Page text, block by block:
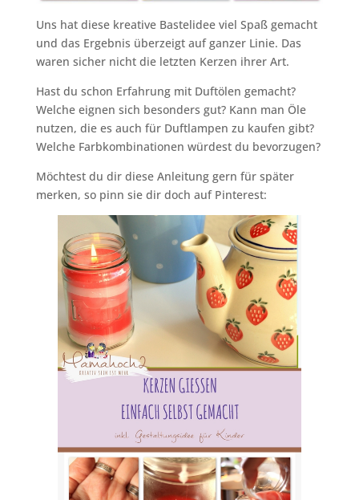
Uns hat diese kreative Bastelidee viel Spaß gemacht
und das Ergebnis überzeigt auf ganzer Linie. Das
waren sicher nicht die letzten Kerzen ihrer Art.
Hast du schon Erfahrung mit Duftölen gemacht?
Welche eignen sich besonders gut? Kann man Öle
nutzen, die es auch für Duftlampen zu kaufen gibt?
Welche Farbkombinationen würdest du bevorzugen?
Möchtest du dir diese Anleitung gern für später
merken, so pinn sie dir doch auf Pinterest: